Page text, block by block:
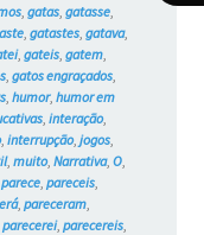
, gatas, gatasse,
, gatastes, gatava,
, gateis, gatem,
, gatos engraçados,
, humor, humor em
, interação,
, interrupção, jogos,
, muito, Narrativa, O,
parece, pareceis,
, pareceram,
parecerei, parecereis,